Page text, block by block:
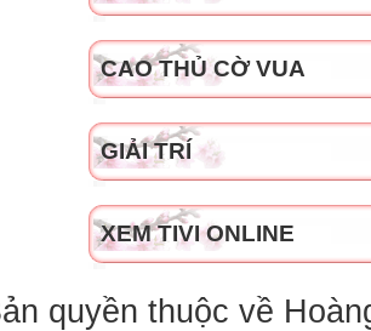
CAO THỦ CỜ VUA
GIẢI TRÍ
XEM TIVI ONLINE
quyền thuộc về